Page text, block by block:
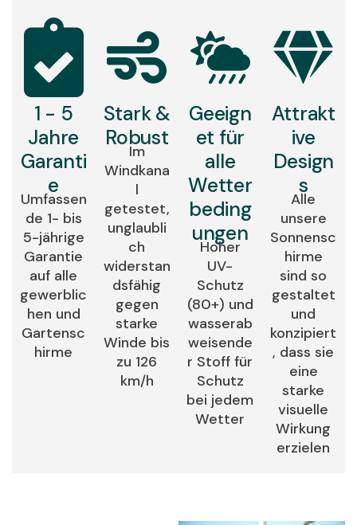
1 - 5
Jahre
Garanti
e
Umfassen
de 1- bis
5-jährige
Garantie
auf alle
gewerblic
hen und
Gartensc
hirme
Stark &
Robust
Im
Windkana
l
getestet,
unglaubli
ch
widerstan
dsfähig
gegen
starke
Winde bis
zu 126
km/h
Geeign
et für
alle
Wetter
beding
ungen
Hoher
UV-
Schutz
(80+) und
wasserab
weisende
r Stoff für
Schutz
bei jedem
Wetter
Attrakt
ive
Design
s
Alle
unsere
Sonnensc
hirme
sind so
gestaltet
und
konzipiert
, dass sie
eine
starke
visuelle
Wirkung
erzielen